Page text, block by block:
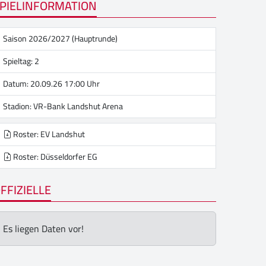
Saison 2026/2027 (Hauptrunde)
Spieltag: 2
Datum: 20.09.26 17:00 Uhr
Stadion:VR-Bank Landshut Arena
Roster: EV Landshut
Roster: Düsseldorfer EG
Es liegen Daten vor!